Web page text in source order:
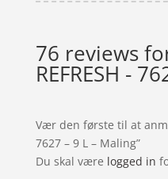
76 reviews
REFRESH -
Vær den første til at
7627 – 9 L – Maling”
Du skal være logged in